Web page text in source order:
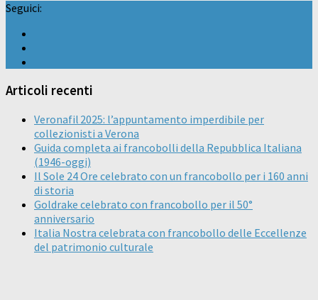
Seguici:
Articoli recenti
Veronafil 2025: l’appuntamento imperdibile per
collezionisti a Verona
Guida completa ai francobolli della Repubblica Italiana
(1946-oggi)
Il Sole 24 Ore celebrato con un francobollo per i 160 anni
di storia
Goldrake celebrato con francobollo per il 50°
anniversario
Italia Nostra celebrata con francobollo delle Eccellenze
del patrimonio culturale